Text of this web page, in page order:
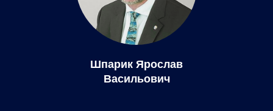
Шпарик Ярослав
Васильович